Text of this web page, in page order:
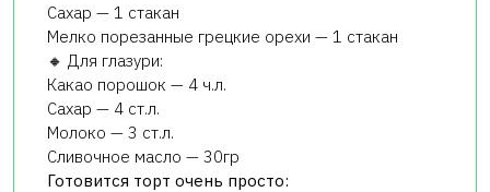
Сахар — 1 стакан
Мелко порезанные грецкие орехи — 1 стакан
🔸 Для глазури:
Какао порошок — 4 ч.л.
Сахар — 4 ст.л.
Молоко — 3 ст.л.
Сливочное масло — 30гр
Готовится торт очень просто: